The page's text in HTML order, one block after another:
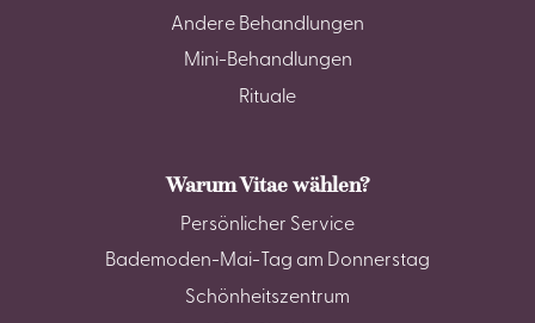
Andere Behandlungen
Mini-Behandlungen
Rituale
Warum Vitae wählen?
Persönlicher Service
Bademoden-Mai-Tag am Donnerstag
Schönheitszentrum